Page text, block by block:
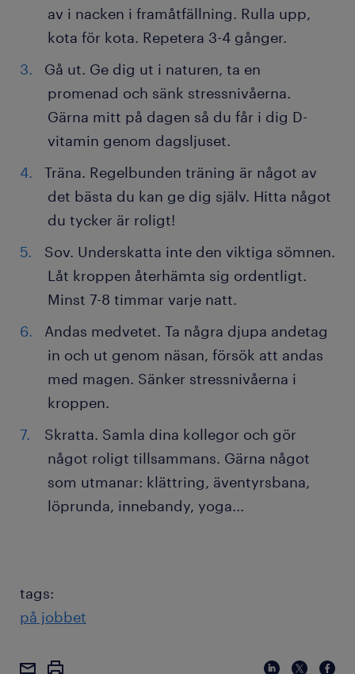
av i nacken i framåtfällning. Rulla upp,
kota för kota. Repetera 3-4 gånger.
Gå ut. Ge dig ut i naturen, ta en
promenad och sänk stressnivåerna.
Gärna mitt på dagen så du får i dig D-
vitamin genom dagsljuset.
Träna. Regelbunden träning är något av
det bästa du kan ge dig själv. Hitta något
du tycker är roligt!
Sov. Underskatta inte den viktiga sömnen.
Låt kroppen återhämta sig ordentligt.
Minst 7-8 timmar varje natt.
Andas medvetet. Ta några djupa andetag
in och ut genom näsan, försök att andas
med magen. Sänker stressnivåerna i
kroppen.
Skratta. Samla dina kollegor och gör
något roligt tillsammans. Gärna något
som utmanar: klättring, äventyrsbana,
löprunda, innebandy, yoga...
tags:
på jobbet